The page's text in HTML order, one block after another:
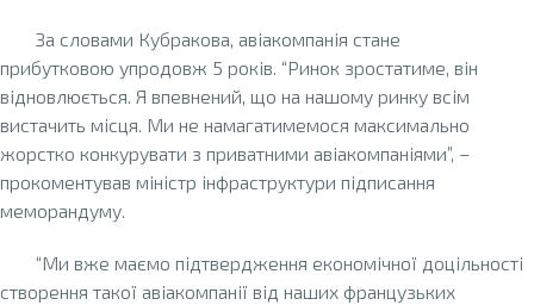
За словами Кубракова, авіакомпанія стане
прибутковою упродовж 5 років. “Ринок зростатиме, він
відновлюється. Я впевнений, що на нашому ринку всім
вистачить місця. Ми не намагатимемося максимально
жорстко конкурувати з приватними авіакомпаніями”, –
прокоментував міністр інфраструктури підписання
меморандуму.
“Ми вже маємо підтвердження економічної доцільності
створення такої авіакомпанії від наших французьких